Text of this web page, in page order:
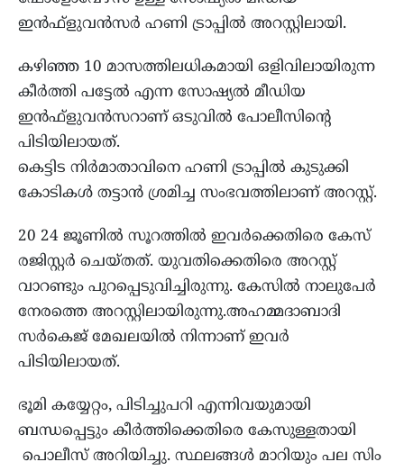
ഇന്‍ഫ്‌ളുവന്‍സര്‍ ഹണി ട്രാപ്പില്‍ അറസ്റ്റിലായി.
കഴിഞ്ഞ 10 മാസത്തിലധികമായി ഒളിവിലായിരുന്ന
കീര്‍ത്തി പട്ടേല്‍ എന്ന സോഷ്യല്‍ മീഡിയ
ഇന്‍ഫ്‌ളുവന്‍സറാണ് ഒടുവില്‍ പോലീസിന്റെ
പിടിയിലായത്.
കെട്ടിട നിര്‍മാതാവിനെ ഹണി ട്രാപ്പില്‍ കുടുക്കി
കോടികള്‍ തട്ടാന്‍ ശ്രമിച്ച സംഭവത്തിലാണ് അറസ്റ്റ്.
20 24 ജൂണിൽ സൂറത്തില്‍ ഇവര്‍ക്കെതിരെ കേസ്
രജിസ്റ്റര്‍ ചെയ്തത്. യുവതിക്കെതിരെ അറസ്റ്റ്
വാറണ്ടും പുറപ്പെടുവിച്ചിരുന്നു. കേസില്‍ നാലുപേര്‍
നേരത്തെ അറസ്റ്റിലായിരുന്നു.അഹമ്മദാബാദി
സര്‍കെജ് മേഖലയില്‍ നിന്നാണ് ഇവര്‍
പിടിയിലായത്.
ഭൂമി കയ്യേറ്റം, പിടിച്ചുപറി എന്നിവയുമായി
ബന്ധപ്പെട്ടും കീര്‍ത്തിക്കെതിരെ കേസുള്ളതായി
പൊലീസ് അറിയിച്ചു. സ്ഥലങ്ങള്‍ മാറിയും പല സിം